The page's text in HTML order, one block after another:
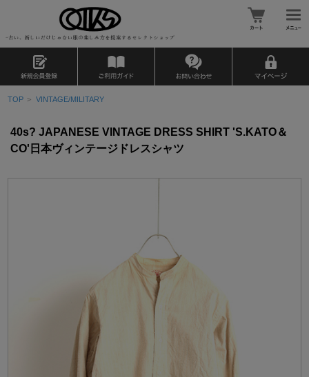
TOP > VINTAGE/MILITARY
40s? JAPANESE VINTAGE DRESS SHIRT 'S.KATO＆
CO'日本ヴィンテージドレスシャツ